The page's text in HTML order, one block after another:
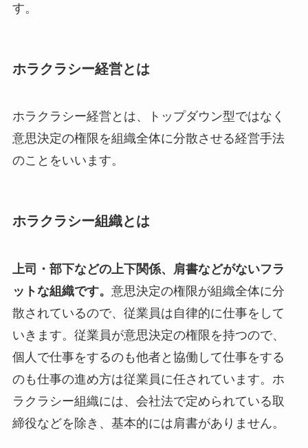
す。
ホラクラシー経営とは
ホラクラシー経営とは、トップダウン型ではなく
意思決定の権限を組織全体に分散させる経営手法
のことをいいます。
ホラクラシー組織とは
上司・部下などの上下関係、肩書などがないフラ
ットな組織です。 意思決定の権限が組織全体に分
散されているので、従業員は自律的に仕事をして
いきます。従業員が意思決定の権限を持つので、
個人で仕事をするのも他者と協働して仕事をする
のも仕事の進め方は従業員に任されています。ホ
ラクラシー組織には、会社法で定められている取
締役などを除き、基本的には肩書がありません。